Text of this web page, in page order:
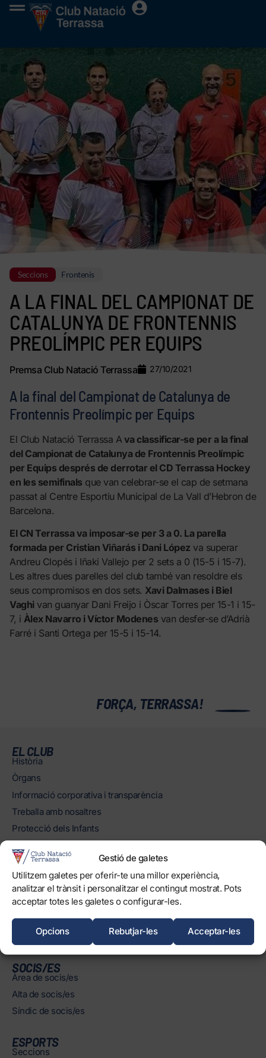
Gestió de galetes
Utilitzem galetes per oferir-te una millor experiència,
analitzar el trànsit i personalitzar el contingut mostrat. Pots
acceptar totes les galetes o configurar-les.
Acceptar-les
Rebutjar-les
Opcions
Seccions Frontenis
A LA FINAL DEL CAMPIONAT DE
CATALUNYA DE FRONTENNIS
PREOLÍMPIC PER EQUIPS
Premsa Club Natació Terrassa 27/10/2021
A la final del Campionat de Catalunya de
Frontennis Preolímpic per Equips
El Club Natació Terrassa Ava classificar-se per a la final
del Campionat de Catalunya de Frontennis Preolímpic
per Equips després de derrotar el CD Terrassa Hockey
en les semifinals que van celebrar-se el cap de setmana
passat al Centre Esportiu Municipal de La Vall d’Hebron de
Barcelona.
El CN Terrassa va imposar-se per 3 a 0. La parella
formada per Cristian Viñarás i Dani López va superar
Andreu Clopés i Iñaki Vallejo per 2 sets a 0 (15-5 i 15-7).
Les altres dues parelles del club també van resoldre els
seus compromisos en dos sets. Xavi Dalmases i Biel
Vaghi van guanyar Dani Freijo i Òscar Torres per 15-1 i 15-
7, i Àlex Navarro i Víctor Modenes van desfer-se d’Adrià
Farré i Santi Ortega per 15-5 i 15-14.
FORÇA, TERRASSA!
EL CLUB
Història
Òrgans
Informació corporativa i transparència
Treballa amb nosaltres
Protecció dels Infants
INSTAL·LACIONS
Horaris
Piscines
Normatives
SOCIS/ES
Àrea de socis/es
Alta de socis/es
Síndic de socis/es
ESPORTS
Seccions